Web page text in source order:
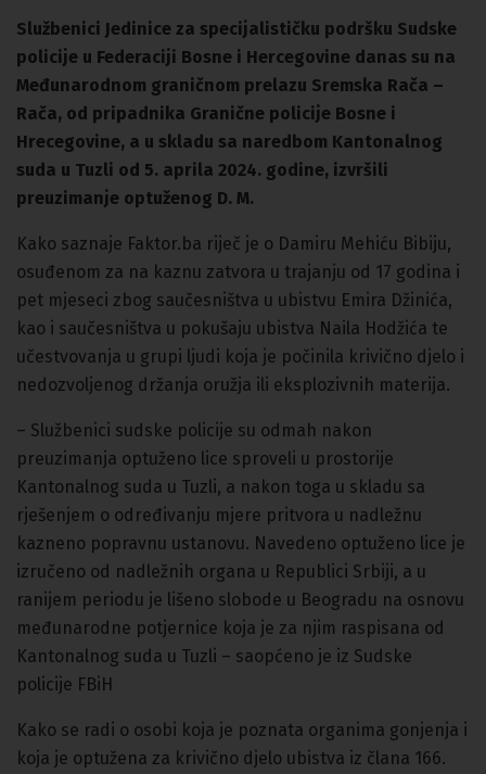
Službenici Jedinice za specijalističku podršku Sudske
policije u Federaciji Bosne i Hercegovine danas su na
Međunarodnom graničnom prelazu Sremska Rača –
Rača, od pripadnika Granične policije Bosne i
Hrecegovine, a u skladu sa naredbom Kantonalnog
suda u Tuzli od 5. aprila 2024. godine, izvršili
preuzimanje optuženog D. M.
Kako saznaje Faktor.ba riječ je o Damiru Mehiću Bibiju,
osuđenom za na kaznu zatvora u trajanju od 17 godina i
pet mjeseci zbog saučesništva u ubistvu Emira Džinića,
kao i saučesništva u pokušaju ubistva Naila Hodžića te
učestvovanja u grupi ljudi koja je počinila krivično djelo i
nedozvoljenog držanja oružja ili eksplozivnih materija.
– Službenici sudske policije su odmah nakon
preuzimanja optuženo lice sproveli u prostorije
Kantonalnog suda u Tuzli, a nakon toga u skladu sa
rješenjem o određivanju mjere pritvora u nadležnu
kazneno popravnu ustanovu. Navedeno optuženo lice je
izručeno od nadležnih organa u Republici Srbiji, a u
ranijem periodu je lišeno slobode u Beogradu na osnovu
međunarodne potjernice koja je za njim raspisana od
Kantonalnog suda u Tuzli – saopćeno je iz Sudske
policije FBiH
Kako se radi o osobi koja je poznata organima gonjenja i
koja je optužena za krivično djelo ubistva iz člana 166.